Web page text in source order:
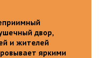
двор,
и жителей
яркими